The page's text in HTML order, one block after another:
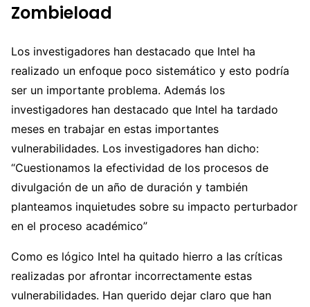
Zombieload
Los investigadores han destacado que Intel ha
realizado un enfoque poco sistemático y esto podría
ser un importante problema. Además los
investigadores han destacado que Intel ha tardado
meses en trabajar en estas importantes
vulnerabilidades. Los investigadores han dicho:
“Cuestionamos la efectividad de los procesos de
divulgación de un año de duración y también
planteamos inquietudes sobre su impacto perturbador
en el proceso académico”
Como es lógico Intel ha quitado hierro a las críticas
realizadas por afrontar incorrectamente estas
vulnerabilidades. Han querido dejar claro que han